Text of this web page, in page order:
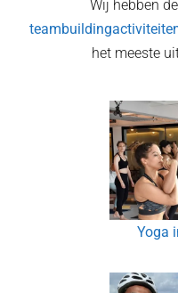
Wij hebben
het meeste
Yoga